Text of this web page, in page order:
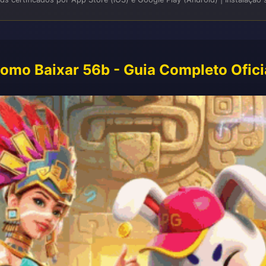
Baixar 56b - Guia Completo